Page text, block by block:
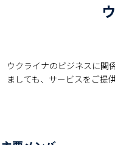
ウクライナのビジネスに関
ましても、サービスをご提